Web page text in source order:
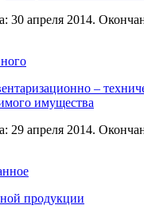
30 апреля 2014.
–
имущества
29 апреля 2014.
продукции